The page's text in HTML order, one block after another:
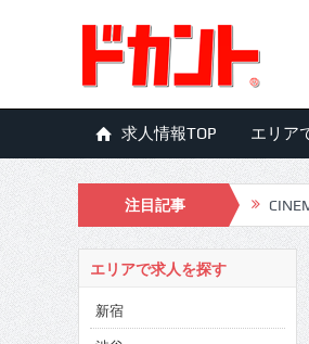
求人情報TOP エリア
注目記事
エリアで求人を探す
新宿